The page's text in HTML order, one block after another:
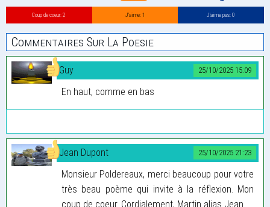
Coup de coeur: 2 J’aime: 1 J’aime pas: 0
Commentaires Sur La Poesie
25/10/2025 15:09
Guy
En haut, comme en bas
25/10/2025 21:23
Jean Dupont
Monsieur Poldereaux, merci beaucoup pour votre
très beau poème qui invite à la réflexion. Mon
coup de coeur. Cordialement, Martin alias Jean